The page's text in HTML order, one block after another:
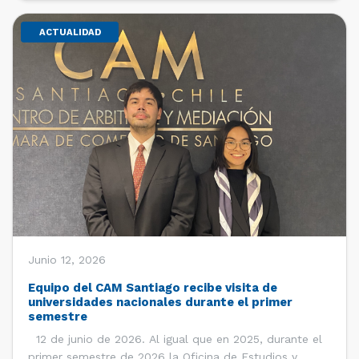
ACTUALIDAD
Junio 12, 2026
Equipo del CAM Santiago recibe visita de
universidades nacionales durante el primer
semestre
12 de junio de 2026. Al igual que en 2025, durante el